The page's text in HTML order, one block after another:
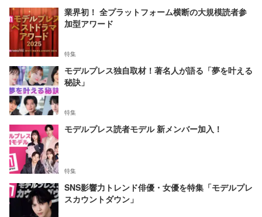
業界初！ 全プラットフォーム横断の大規模読者参
加型アワード
特集
モデルプレス独自取材！著名人が語る「夢を叶える
秘訣」
特集
モデルプレス読者モデル 新メンバー加入！
特集
SNS影響力トレンド俳優・女優を特集「モデルプレ
スカウントダウン」